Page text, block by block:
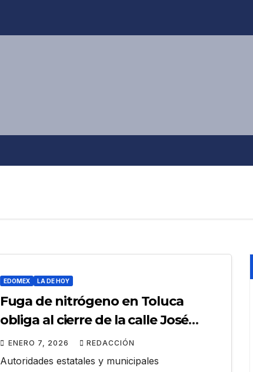
EDOMEX LA DE HOY
Fuga de nitrógeno en Toluca
obliga al cierre de la calle José
Martí; no se reportan heridos
ENERO 7, 2026 REDACCIÓN
Autoridades estatales y municipales